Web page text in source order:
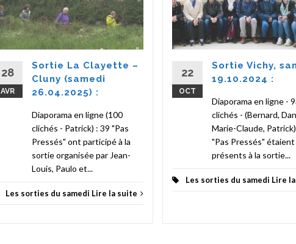
28
AVR
Sortie La Clayette –
Cluny (samedi
26.04.2025) :
Diaporama en ligne (100
clichés - Patrick) : 39 "Pas
Pressés" ont participé à la
sortie organisée par Jean-
Louis, Paulo et...
Les sorties du samedi Lire la suite
22
OCT
Sortie Vichy,
19.10.2024 :
Diaporama en ligne -
clichés - (Bernard,
Marie-Claude,
"Pas Pressés" étaient
présents à la sortie...
Les sorties du samedi Lire